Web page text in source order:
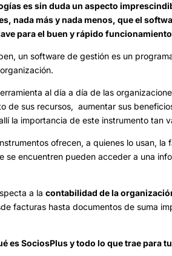
es sin duda un aspecto
nada más y nada menos, que el
para el buen y rápido
un software de gestión es un
al día a día de las
de sus recursos, aumentar sus
la importancia de este instrumento tan
ofrecen, a quienes lo usan,
se encuentren pueden acceder a una
a lacontabilidad de la
facturas hasta documentos de suma
es SociosPlus y todo lo que trae para